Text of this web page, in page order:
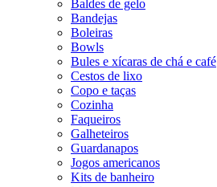
Baldes de gelo
Bandejas
Boleiras
Bowls
Bules e xícaras de chá e café
Cestos de lixo
Copo e taças
Cozinha
Faqueiros
Galheteiros
Guardanapos
Jogos americanos
Kits de banheiro